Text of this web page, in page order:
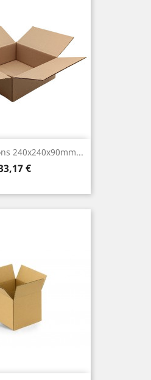
240x240x90mm...
€